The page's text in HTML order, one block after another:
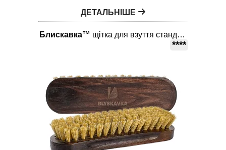
ДЕТАЛЬНІШЕ
Блискавка™ щітка для взуття стандарт
****